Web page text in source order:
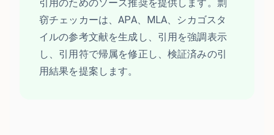
引用のためのソース推奨を提供します。剽
窃チェッカーは、APA、MLA、シカゴスタ
イルの参考文献を生成し、引用を強調表示
し、引用符で帰属を修正し、検証済みの引
用結果を提案します。